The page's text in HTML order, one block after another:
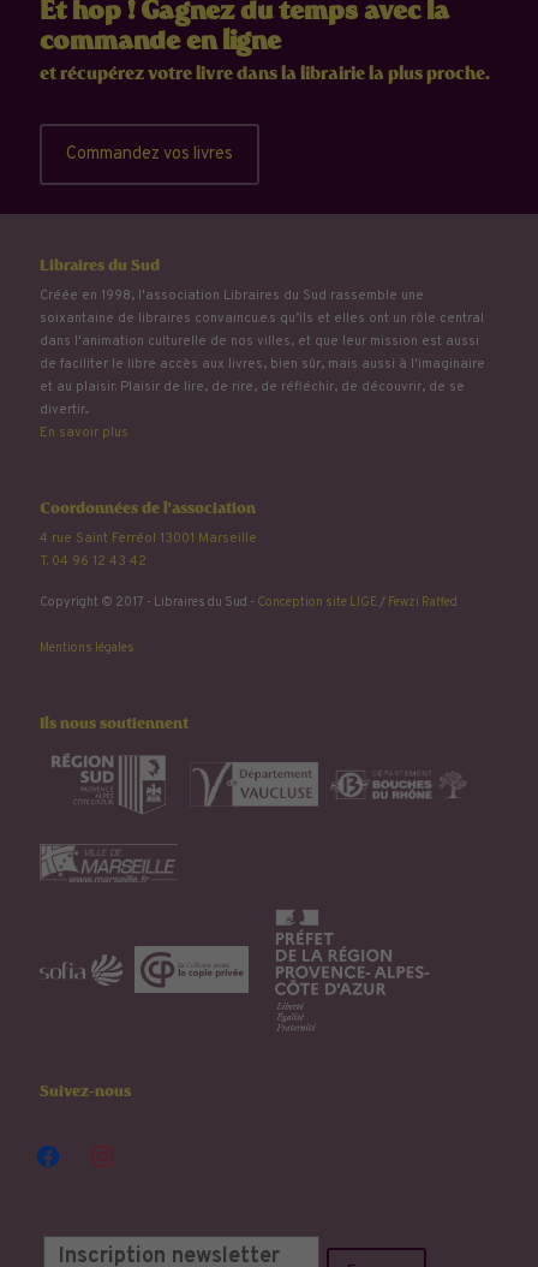
Et hop ! Gagnez du temps avec la
commande en ligne
et récupérez votre livre dans la librairie la plus proche.
Commandez vos livres
Libraires du Sud
Créée en 1998, l'association Libraires du Sud rassemble une
soixantaine de libraires convaincu.e.s qu’ils et elles ont un rôle central
dans l'animation culturelle de nos villes, et que leur mission est aussi
de faciliter le libre accès aux livres, bien sûr, mais aussi à l'imaginaire
et au plaisir. Plaisir de lire, de rire, de réfléchir, de découvrir, de se
divertir...
En savoir plus
Coordonnées de l'association
4 rue Saint Ferréol 13001 Marseille
T. 04 96 12 43 42
Copyright © 2017 - Libraires du Sud - Conception site LIGE/ Fewzi Raffed
Mentions légales
Ils nous soutiennent
Suivez-nous
facebookinstagram